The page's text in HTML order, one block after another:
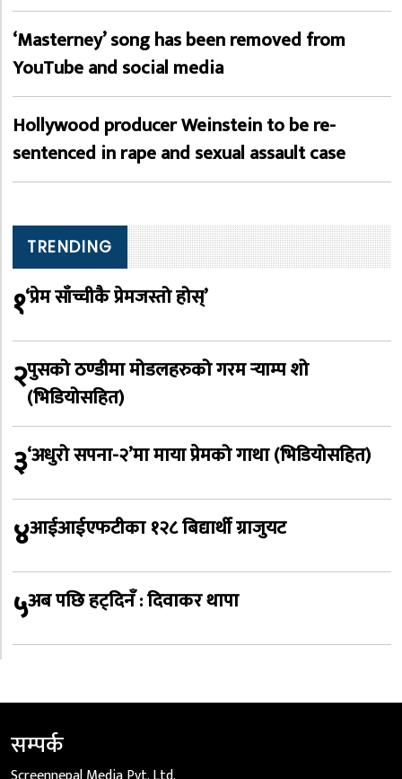
‘Masterney’ song has been removed from
YouTube and social media
Hollywood producer Weinstein to be re-
sentenced in rape and sexual assault case
TRENDING
१‘प्रेम साँच्चीकै प्रेमजस्तो होस्’
२पुसको ठण्डीमा मोडलहरुको गरम र्‍याम्प शो
(भिडियोसहित)
३‘अधुरो सपना-२’मा माया प्रेमको गाथा (भिडियोसहित)
४आईआईएफटीका १२८ बिद्यार्थी ग्राजुयट
५अब पछि हट्दिनँ : दिवाकर थापा
सम्पर्क